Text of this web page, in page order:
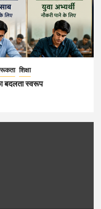
शिक्षा
बदलता स्वरूप